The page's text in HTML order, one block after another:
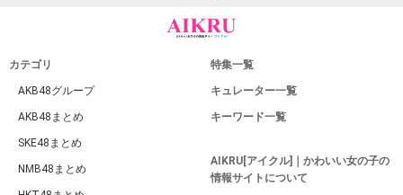
カテゴリ
AKB48グループ
AKB48まとめ
SKE48まとめ
NMB48まとめ
特集一覧
キュレーター一覧
キーワード一覧
AIKRU[アイクル]｜かわいい女の子の
情報サイトについて